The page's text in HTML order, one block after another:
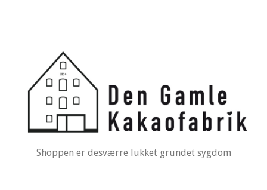
Shoppen er desværre lukket grundet sygdom